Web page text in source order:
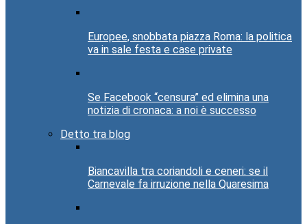
Europee, snobbata piazza Roma: la politica
va in sale festa e case private
Se Facebook “censura” ed elimina una
notizia di cronaca: a noi è successo
Detto tra blog
Biancavilla tra coriandoli e ceneri: se il
Carnevale fa irruzione nella Quaresima